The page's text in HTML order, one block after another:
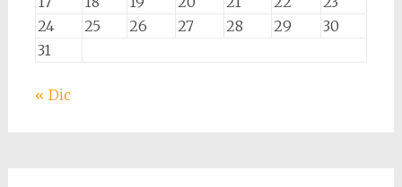
24
25 26 27 28 29
30
31
« Dic